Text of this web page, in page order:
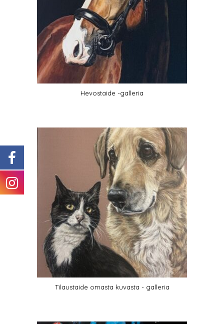
Hevostaide -galleria
Tilaustaide omasta kuvasta - galleria